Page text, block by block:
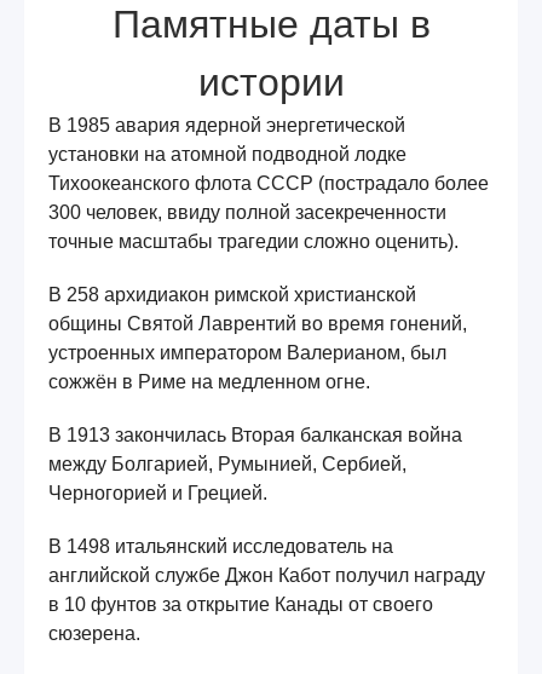
Памятные даты в
истории
В 1985 авария ядерной энергетической
установки на атомной подводной лодке
Тихоокеанского флота СССР (пострадало более
300 человек, ввиду полной засекреченности
точные масштабы трагедии сложно оценить).
В 258 архидиакон римской христианской
общины Святой Лаврентий во время гонений,
устроенных императором Валерианом, был
сожжён в Риме на медленном огне.
В 1913 закончилась Вторая балканская война
между Болгарией, Румынией, Сербией,
Черногорией и Грецией.
В 1498 итальянский исследователь на
английской службе Джон Кабот получил награду
в 10 фунтов за открытие Канады от своего
сюзерена.